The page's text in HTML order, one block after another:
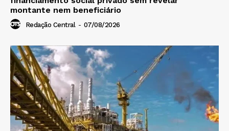
montante nem beneficiário
Redação Central - 07/08/2026